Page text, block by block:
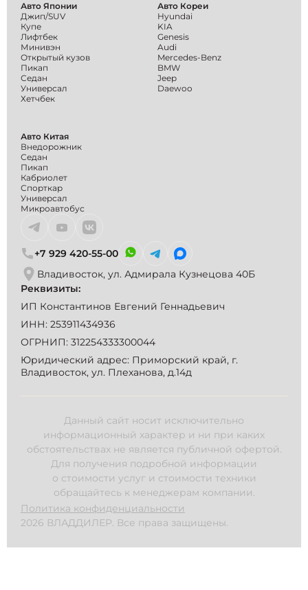
+7 929 420-55-00
Владивосток, ул. Адмирала Кузнецова 40Б
Реквизиты:
ИП Константинов Евгений Геннадьевич
ИНН: 253911434936
ОГРНИП: 312254333300044
Юридический адрес: Приморский край, г.
Владивосток, ул. Плеханова, д.14д
Авто Японии
Джип/SUV
Купе
Лифтбек
Минивэн
Открытый кузов
Пикап
Седан
Универсал
Хетчбек
Авто Кореи
Hyundai
KIA
Genesis
Audi
Mercedes-Benz
BMW
Jeep
Daewoo
Авто Китая
Внедорожник
Седан
Пикап
Кабриолет
Спорткар
Универсал
Микроавтобус
2026 ВЛАДДИЛЕР. Все права защищены.
Данный сайт носит исключительно
информационный характер и ни при каких
обстоятельствах не является публичной офертой.
Для получения подробной информации
о стоимости услуг и стоимости техники
обращайтесь к менеджерам компании.
Политика конфиденциальности